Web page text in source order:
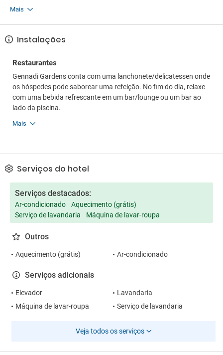
Mais
Instalações
Restaurantes
Gennadi Gardens conta com uma lanchonete/delicatessen onde
os hóspedes pode saborear uma refeição. No fim do dia, relaxe
com uma bebida refrescante em um bar/lounge ou um bar ao
lado da piscina.
Mais
Serviços do hotel
Serviços destacados:
Ar-condicionado
Aquecimento (grátis)
Serviço de lavandaria
Máquina de lavar-roupa
Outros
Aquecimento (grátis) Ar-condicionado
Serviços adicionais
Elevador
Lavandaria
Máquina de lavar-roupa
Serviço de lavandaria
Veja todos os serviços